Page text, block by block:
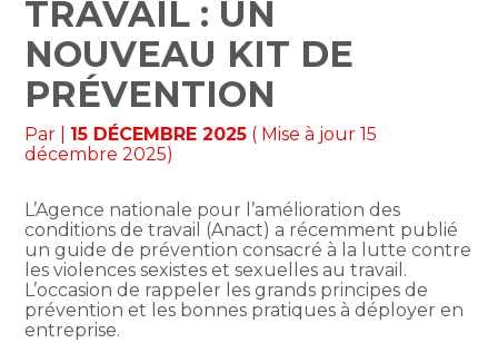
TRAVAIL : UN
NOUVEAU KIT DE
PRÉVENTION
Par 15 DÉCEMBRE 2025 ( Mise à jour 15
décembre 2025)
L’Agence nationale pour l’amélioration des
conditions de travail (Anact) a récemment publié
un guide de prévention consacré à la lutte contre
les violences sexistes et sexuelles au travail.
L’occasion de rappeler les grands principes de
prévention et les bonnes pratiques à déployer en
entreprise.